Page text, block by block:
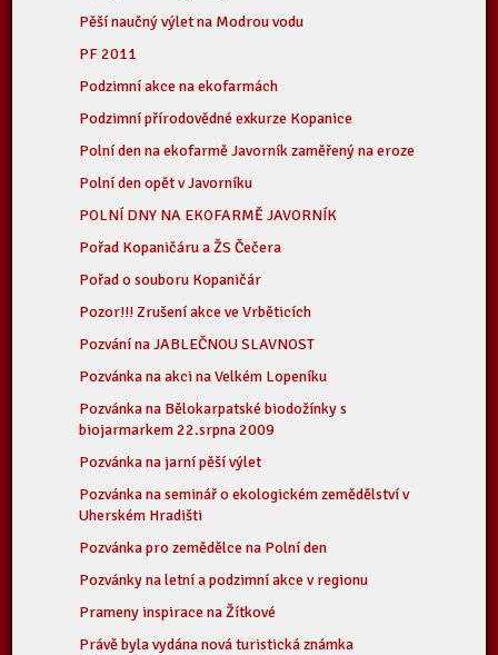
Pěší naučný výlet na Modrou vodu
PF 2011
Podzimní akce na ekofarmách
Podzimní přírodovědné exkurze Kopanice
Polní den na ekofarmě Javorník zaměřený na eroze
Polní den opět v Javorníku
POLNÍ DNY NA EKOFARMĚ JAVORNÍK
Pořad Kopaničáru a ŽS Čečera
Pořad o souboru Kopaničár
Pozor!!! Zrušení akce ve Vrběticích
Pozvání na JABLEČNOU SLAVNOST
Pozvánka na akci na Velkém Lopeníku
Pozvánka na Bělokarpatské biodožínky s
biojarmarkem 22.srpna 2009
Pozvánka na jarní pěší výlet
Pozvánka na seminář o ekologickém zemědělství v
Uherském Hradišti
Pozvánka pro zemědělce na Polní den
Pozvánky na letní a podzimní akce v regionu
Prameny inspirace na Žítkové
Právě byla vydána nová turistická známka